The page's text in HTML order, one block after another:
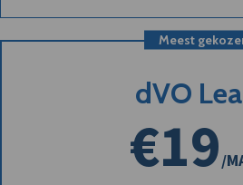
Meest
dVO
€19/